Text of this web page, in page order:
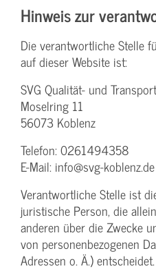
Hinweis zur
Die verantwortliche Stelle
auf dieser Website ist:
SVG Qualität- und
Moselring 11
56073 Koblenz
Telefon: 0261494358
E-Mail: info@svg-koblenz.de
Verantwortliche Stelle ist
juristische Person, die
anderen über die Zwecke
von personenbezogenen
Adressen o. Ä.) entscheidet.